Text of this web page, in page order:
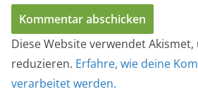
Diese Website verwendet Akismet,
reduzieren. Erfahre, wie deine
verarbeitet werden.